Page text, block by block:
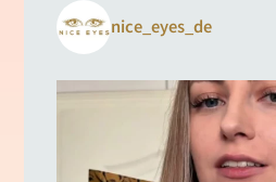
nice_eyes_de